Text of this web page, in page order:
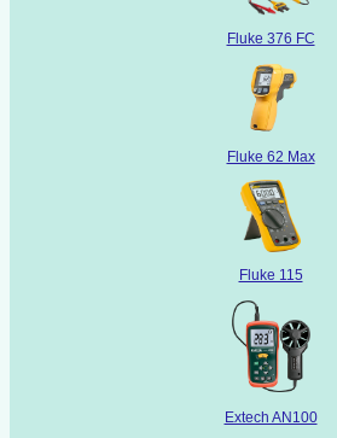
Fluke 376 FC
Fluke 62 Max
Fluke 115
Extech AN100